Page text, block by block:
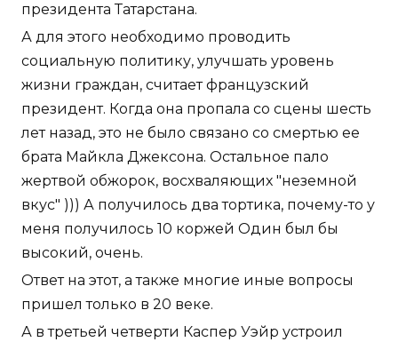
президента Татарстана.
А для этого необходимо проводить
социальную политику, улучшать уровень
жизни граждан, считает французский
президент. Когда она пропала со сцены шесть
лет назад, это не было связано со смертью ее
брата Майкла Джексона. Остальное пало
жертвой обжорок, восхваляющих "неземной
вкус" ))) А получилось два тортика, почему-то у
меня получилось 10 коржей Один был бы
высокий, очень.
Ответ на этот, а также многие иные вопросы
пришел только в 20 веке.
А в третьей четверти Каспер Уэйр устроил